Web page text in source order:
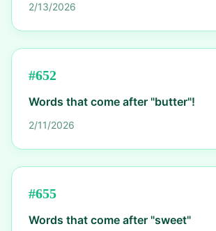
2/13/2026
#652
Words that come after "butter"!
2/11/2026
#655
Words that come after "sweet"